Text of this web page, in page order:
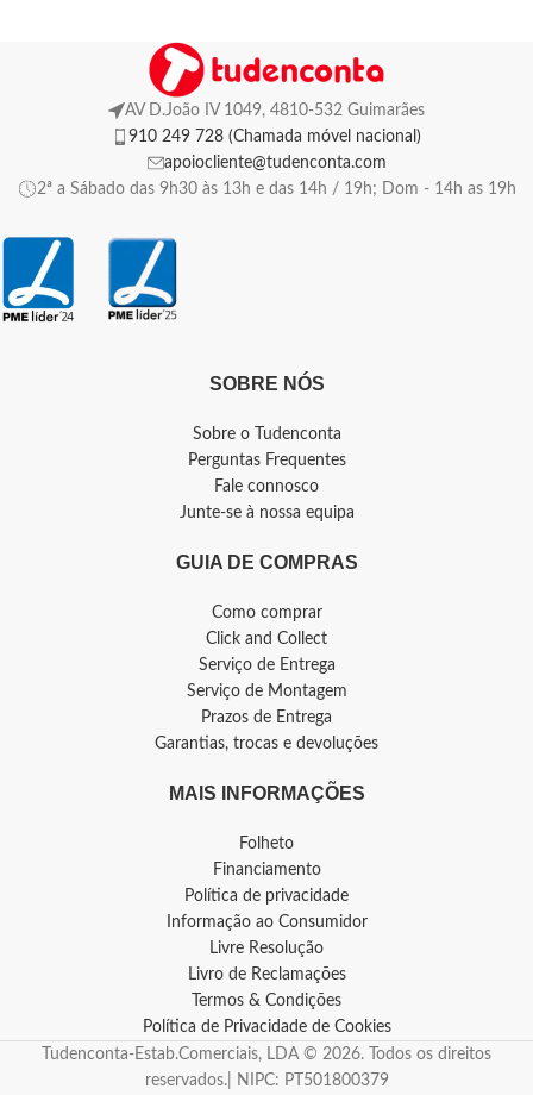
AV D.João IV 1049, 4810-532 Guimarães
910 249 728 (Chamada móvel nacional)
apoiocliente@tudenconta.com
2ª a Sábado das 9h30 às 13h e das 14h / 19h; Dom - 14h as 19h
SOBRE NÓS
Sobre o Tudenconta
Perguntas Frequentes
Fale connosco
Junte-se à nossa equipa
GUIA DE COMPRAS
Como comprar
Click and Collect
Serviço de Entrega
Serviço de Montagem
Prazos de Entrega
Garantias, trocas e devoluções
MAIS INFORMAÇÕES
Folheto
Financiamento
Política de privacidade
Informação ao Consumidor
Livre Resolução
Livro de Reclamações
Termos & Condições
Política de Privacidade de Cookies
Tudenconta-Estab.Comerciais, LDA © 2026. Todos os direitos
reservados.| NIPC: PT501800379